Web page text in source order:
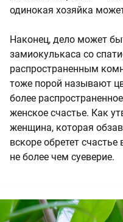
одинокая хозяйка
Наконец, дело может
замиокулькаса со
распространенным
тоже порой называют
более
женское счастье. Как
женщина, которая
вскоре обретет
не более чем суеверие.